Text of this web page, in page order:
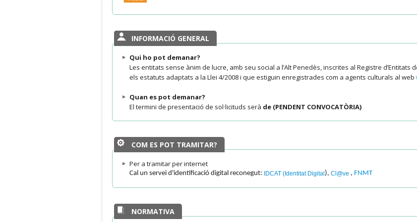
INFORMACIÓ GENERAL
Qui ho pot demanar?
Les entitats sense ànim de lucre, amb seu social a l’Alt Penedès, inscrites al Registre
els estatuts adaptats a la Llei 4/2008 i que estiguin enregistrades com a agents culturals al web
Quan es pot demanar?
El termini de presentació de sol·licituds serà de (PENDENT CONVOCATÒRIA)
COM ES POT TRAMITAR?
Per a tramitar per internet
Cal un servei d'identificació digital reconegut: IDCAT (Identitat Digital), Cl@ve , FNMT
NORMATIVA